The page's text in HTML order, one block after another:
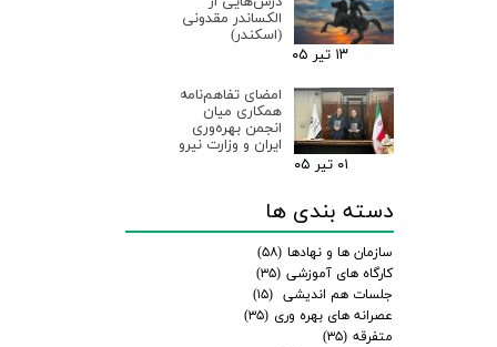
الکساندر مقدونی
(اسکندر)
۱۳ تیر ۰۵
امضای تفاهم‌نامه
همکاری میان
انجمن بهره‌وری
ایران و وزارت نیرو
۰۱ تیر ۰۵
دسته بندی ها
سازمان ها و نهادها (۵۸)
کارگاه های آموزشی (۳۵)
جلسات هم اندیشی (۱۵)
عصرانه های بهره وری (۳۵)
متفرقه (۳۵)